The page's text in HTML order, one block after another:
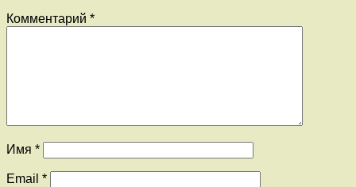
Комментарий *
Имя *
Email *